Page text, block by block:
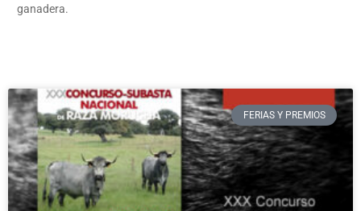
ganadera.
FERIAS Y PREMIOS